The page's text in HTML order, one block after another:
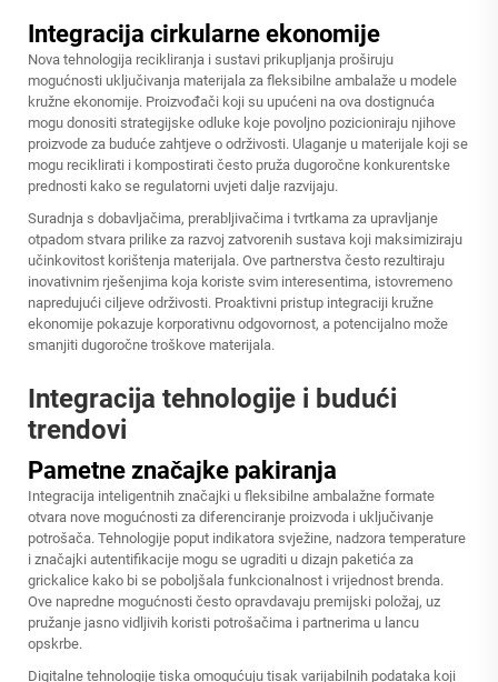
Integracija cirkularne ekonomije
Nova tehnologija recikliranja i sustavi prikupljanja proširuju
mogućnosti uključivanja materijala za fleksibilne ambalaže u modele
kružne ekonomije. Proizvođači koji su upućeni na ova dostignuća
mogu donositi strategijske odluke koje povoljno pozicioniraju njihove
proizvode za buduće zahtjeve o održivosti. Ulaganje u materijale koji se
mogu reciklirati i kompostirati često pruža dugoročne konkurentske
prednosti kako se regulatorni uvjeti dalje razvijaju.
Suradnja s dobavljačima, prerabljivačima i tvrtkama za upravljanje
otpadom stvara prilike za razvoj zatvorenih sustava koji maksimiziraju
učinkovitost korištenja materijala. Ove partnerstva često rezultiraju
inovativnim rješenjima koja koriste svim interesentima, istovremeno
napredujući ciljeve održivosti. Proaktivni pristup integraciji kružne
ekonomije pokazuje korporativnu odgovornost, a potencijalno može
smanjiti dugoročne troškove materijala.
Integracija tehnologije i budući
trendovi
Pametne značajke pakiranja
Integracija inteligentnih značajki u fleksibilne ambalažne formate
otvara nove mogućnosti za diferenciranje proizvoda i uključivanje
potrošača. Tehnologije poput indikatora svježine, nadzora temperature
i značajki autentifikacije mogu se ugraditi u dizajn paketića za
grickalice kako bi se poboljšala funkcionalnost i vrijednost brenda.
Ove napredne mogućnosti često opravdavaju premijski položaj, uz
pružanje jasno vidljivih koristi potrošačima i partnerima u lancu
opskrbe.
Digitalne tehnologije tiska omogućuju tisak varijabilnih podataka koji